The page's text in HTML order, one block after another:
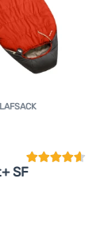
SF